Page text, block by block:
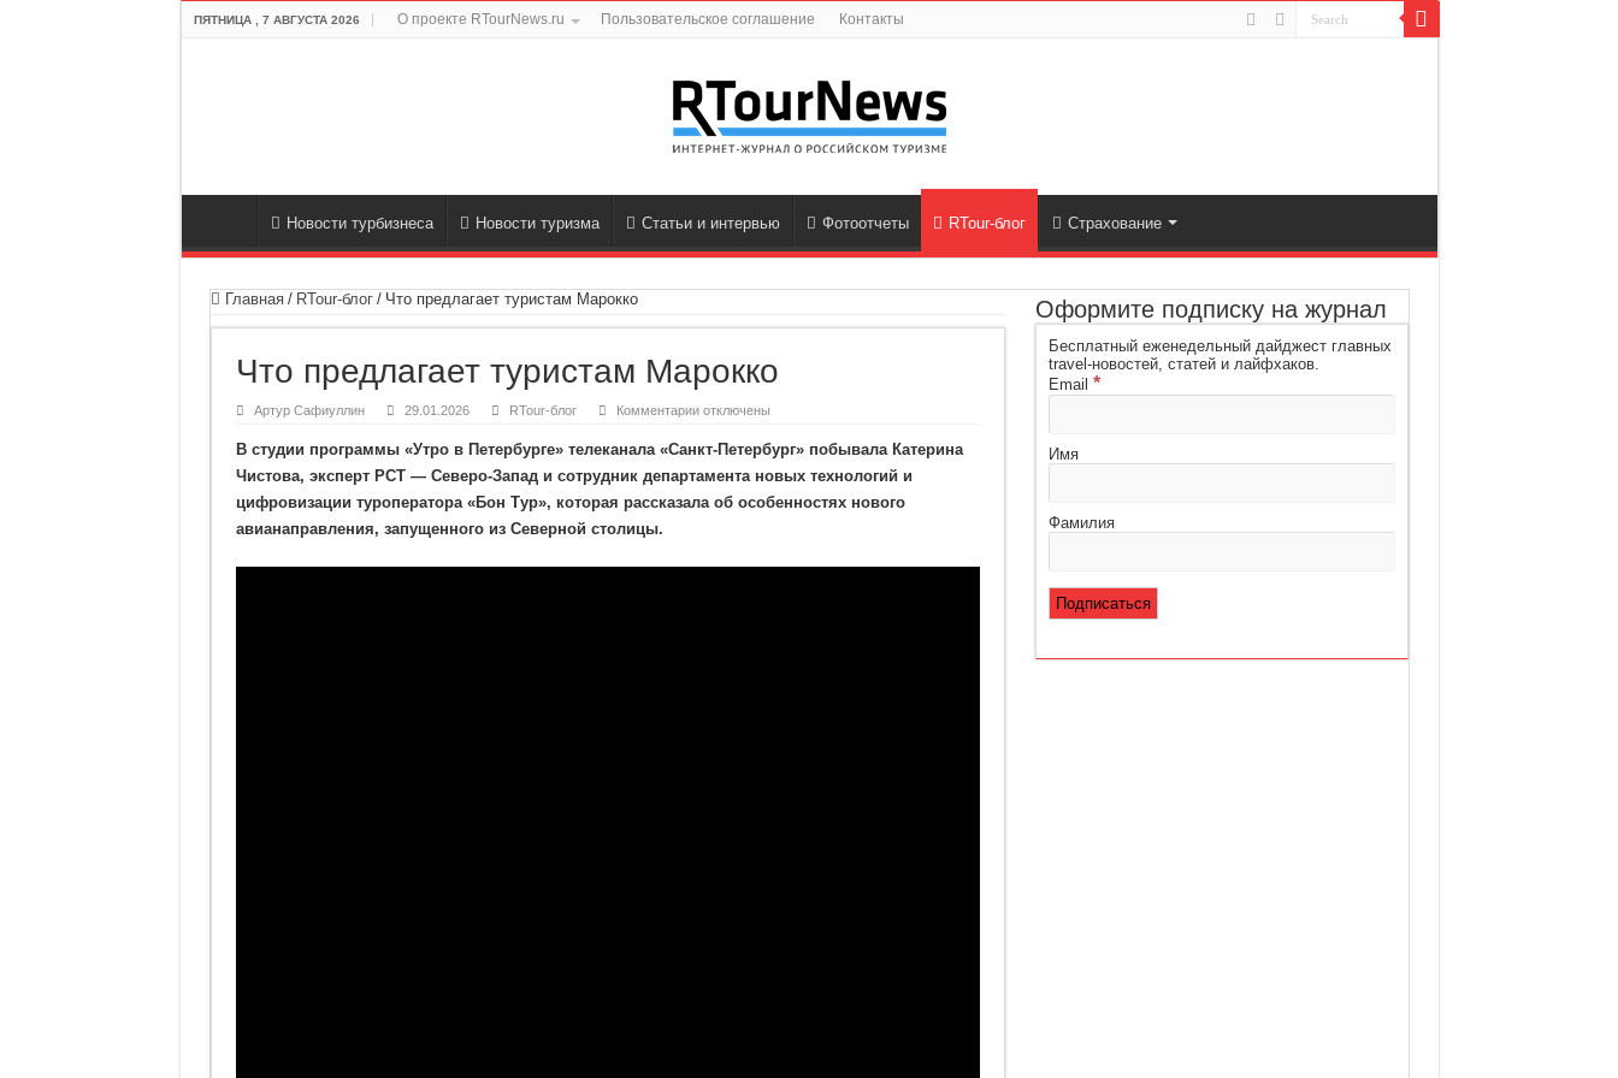
ПЯТНИЦА , 7 АВГУСТА 2026 О проекте RTourNews.ru Пользовательское соглашение Контакты
Новости турбизнеса Новости туризма Статьи и интервью Фотоотчеты RTour-блог Страхование
Главная / RTour-блог / Что предлагает туристам Марокко
Что предлагает туристам Марокко
Артур Сафиуллин 29.01.2026 RTour-блог Комментариик
предлагает
Марокко
отключены
В студии программы «Утро в Петербурге» телеканала «Санкт-Петербург» побывала Катерина
Чистова, эксперт РСТ — Северо-Запад и сотрудник департамента новых технологий и
цифровизации туроператора «Бон Тур», которая рассказала об особенностях нового
авианаправления, запущенного из Северной столицы.
Оформите подписку на журнал
Бесплатный еженедельный дайджест главных
travel-новостей, статей и лайфхаков.
Email *
Имя
Фамилия